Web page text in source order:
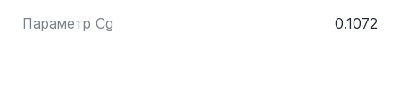
Параметр Cg 0.1072